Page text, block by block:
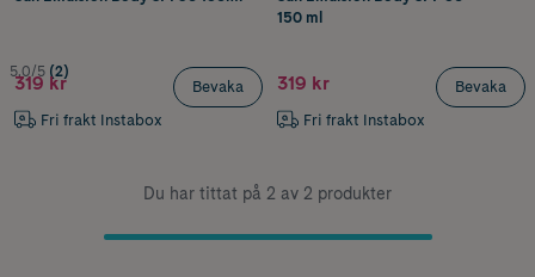
5.0/5 (2)
319 kr
Fri frakt Instabox
Bevaka
150 ml
319 kr
Fri frakt Instabox
Bevaka
Du har tittat på 2 av 2 produkter